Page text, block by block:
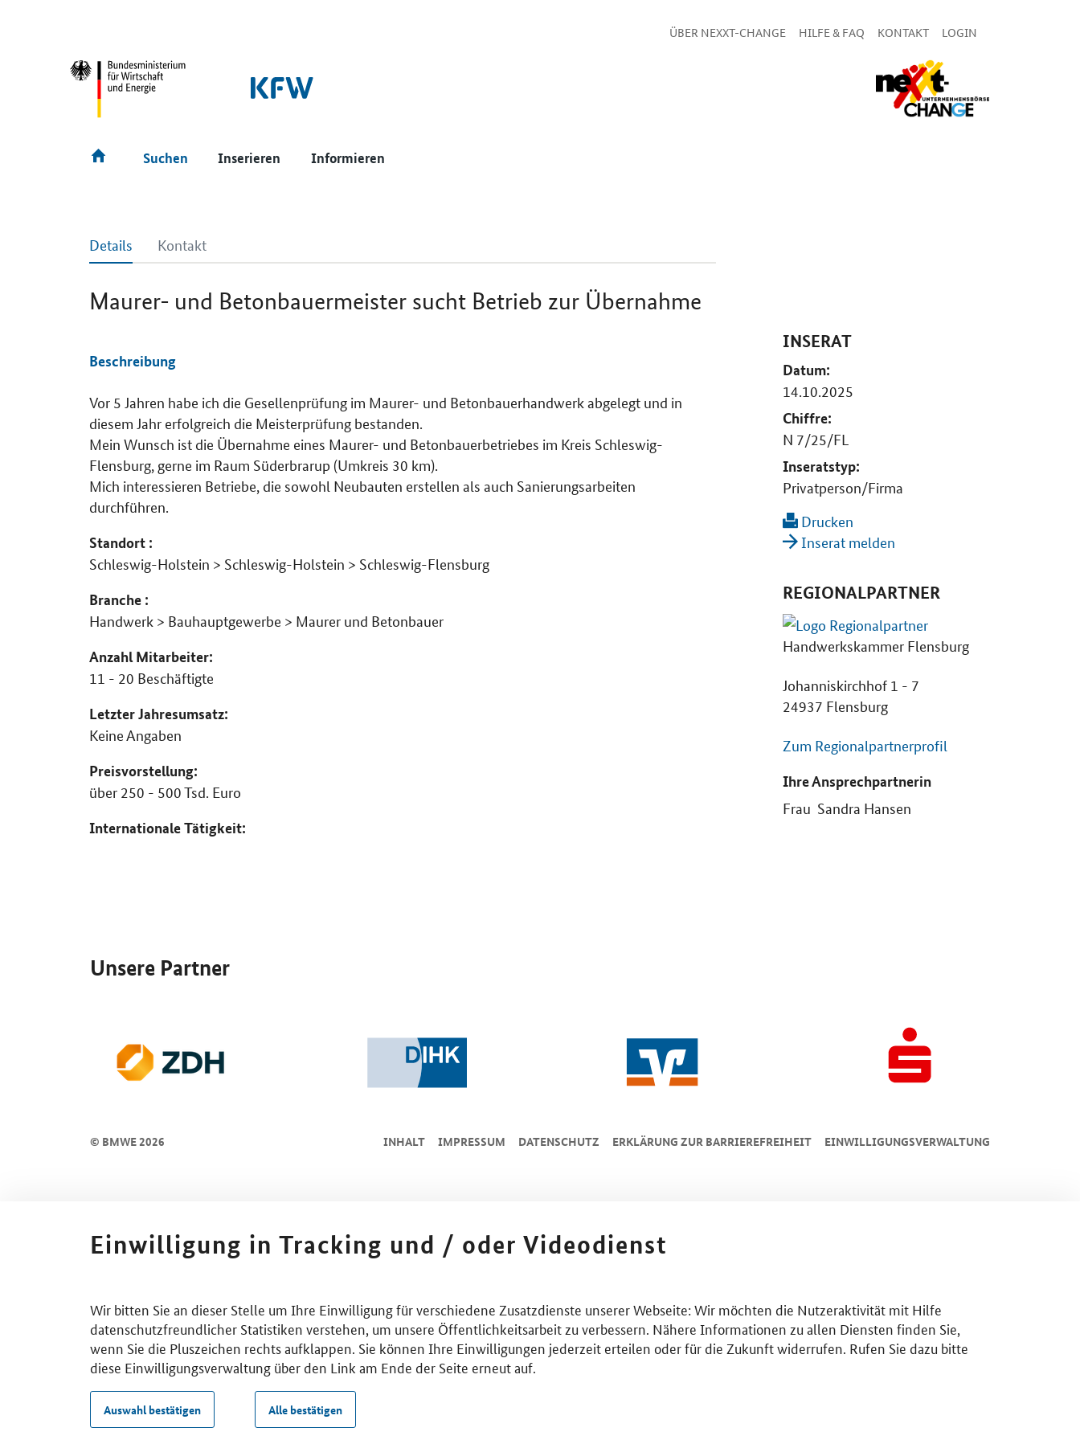
ÜBER NEXXT-CHANGE HILFE & FAQ KONTAKT LOGIN
Suchen Inserieren Informieren
Details Kontakt
Maurer- und Betonbauermeister sucht Betrieb zur Übernahme
Details
Beschreibung
Vor 5 Jahren habe ich die Gesellenprüfung im Maurer- und Betonbauerhandwerk abgelegt und in
diesem Jahr erfolgreich die Meisterprüfung bestanden.
Mein Wunsch ist die Übernahme eines Maurer- und Betonbauerbetriebes im Kreis Schleswig-
Flensburg, gerne im Raum Süderbrarup (Umkreis 30 km).
Mich interessieren Betriebe, die sowohl Neubauten erstellen als auch Sanierungsarbeiten
durchführen.
Standort :
Schleswig-Holstein > Schleswig-Holstein > Schleswig-Flensburg
Branche :
Handwerk > Bauhauptgewerbe > Maurer und Betonbauer
Anzahl Mitarbeiter:
11 - 20 Beschäftigte
Letzter Jahresumsatz:
Keine Angaben
Preisvorstellung:
über 250 - 500 Tsd. Euro
Internationale Tätigkeit:
INSERAT
Datum:
14.10.2025
Chiffre:
N 7/25/FL
Inseratstyp:
Privatperson/Firma
Drucken
Inserat melden
REGIONALPARTNER
Handwerkskammer Flensburg
Johanniskirchhof 1 - 7
24937 Flensburg
Zum Regionalpartnerprofil
Ihre Ansprechpartnerin
Frau Sandra Hansen
Unsere Partner
© BMWE 2026 INHALT IMPRESSUM DA­TEN­SCHUTZ ERKLÄRUNG ZUR BARRIEREFREIHEIT EINWILLIGUNGSVERWALTUNG
Einwilligung in Tracking und / oder Videodienst
Wir bitten Sie an dieser Stelle um Ihre Einwilligung für verschiedene Zusatzdienste unserer Webseite: Wir möchten die Nutzeraktivität mit Hilfe
datenschutzfreundlicher Statistiken verstehen, um unsere Öffentlichkeitsarbeit zu verbessern. Nähere Informationen zu allen Diensten finden Sie,
wenn Sie die Pluszeichen rechts aufklappen. Sie können Ihre Einwilligungen jederzeit erteilen oder für die Zukunft widerrufen. Rufen Sie dazu bitte
diese Einwilligungsverwaltung über den Link am Ende der Seite erneut auf.
Auswahl bestätigen Alle bestätigen